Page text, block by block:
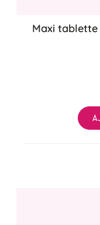
Maxi tablette